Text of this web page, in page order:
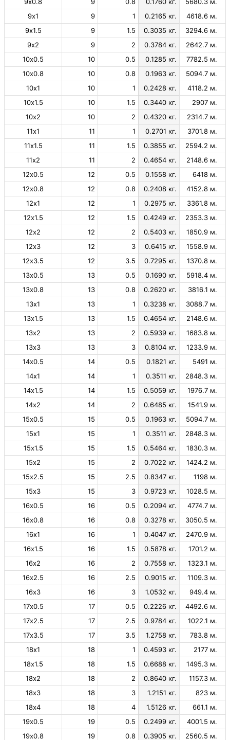
9х1
9 1 0.2165 кг.
4618.6 м.
9х1.5
9 1.5 0.3035 кг.
3294.6 м.
9х2
9 2 0.3784 кг.
2642.7 м.
10х0.5
10 0.5 0.1285 кг.
7782.5 м.
10х0.8
10 0.8 0.1963 кг.
5094.7 м.
10х1
10 1 0.2428 кг.
4118.2 м.
10х1.5
10 1.5 0.3440 кг.
2907 м.
10х2
10 2 0.4320 кг.
2314.7 м.
11х1
11 1 0.2701 кг.
3701.8 м.
11х1.5
11 1.5 0.3855 кг.
2594.2 м.
11х2
11 2 0.4654 кг.
2148.6 м.
12х0.5
12 0.5 0.1558 кг.
6418 м.
12х0.8
12 0.8 0.2408 кг.
4152.8 м.
12х1
12 1 0.2975 кг.
3361.8 м.
12х1.5
12 1.5 0.4249 кг.
2353.3 м.
12х2
12 2 0.5403 кг.
1850.9 м.
12х3
12 3 0.6415 кг.
1558.9 м.
12х3.5
12 3.5 0.7295 кг.
1370.8 м.
13х0.5
13 0.5 0.1690 кг.
5918.4 м.
13х0.8
13 0.8 0.2620 кг.
3816.1 м.
13х1
13 1 0.3238 кг.
3088.7 м.
13х1.5
13 1.5 0.4654 кг.
2148.6 м.
13х2
13 2 0.5939 кг.
1683.8 м.
13х3
13 3 0.8104 кг.
1233.9 м.
14х0.5
14 0.5 0.1821 кг.
5491 м.
14х1
14 1 0.3511 кг.
2848.3 м.
14х1.5
14 1.5 0.5059 кг.
1976.7 м.
14х2
14 2 0.6485 кг.
1541.9 м.
15х0.5
15 0.5 0.1963 кг.
5094.7 м.
15х1
15 1 0.3511 кг.
2848.3 м.
15х1.5
15 1.5 0.5464 кг.
1830.3 м.
15х2
15 2 0.7022 кг.
1424.2 м.
15х2.5
15 2.5 0.8347 кг.
1198 м.
15х3
15 3 0.9723 кг.
1028.5 м.
16х0.5
16 0.5 0.2094 кг.
4774.7 м.
16х0.8
16 0.8 0.3278 кг.
3050.5 м.
16х1
16 1 0.4047 кг.
2470.9 м.
16х1.5
16 1.5 0.5878 кг.
1701.2 м.
16х2
16 2 0.7558 кг.
1323.1 м.
16х2.5
16 2.5 0.9015 кг.
1109.3 м.
16х3
16 3 1.0532 кг.
949.4 м.
17х0.5
17 0.5 0.2226 кг.
4492.6 м.
17х2.5
17 2.5 0.9784 кг.
1022.1 м.
17х3.5
17 3.5 1.2758 кг.
783.8 м.
18х1
18 1 0.4593 кг.
2177 м.
18х1.5
18 1.5 0.6688 кг.
1495.3 м.
18х2
18 2 0.8640 кг.
1157.3 м.
18х3
18 3 1.2151 кг.
823 м.
18х4
18 4 1.5126 кг.
661.1 м.
19х0.5
19 0.5 0.2499 кг.
4001.5 м.
19х0.8
19 0.8 0.3905 кг. 2560.5 м.